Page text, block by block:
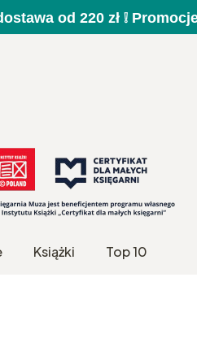
od 220 zł ❕
Książki Top 10